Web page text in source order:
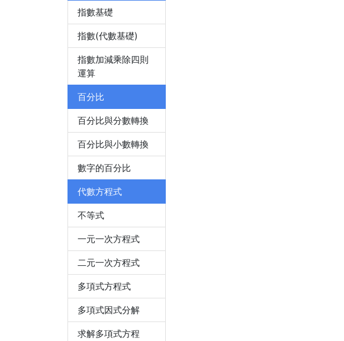
指數基礎
指數(代數基礎)
指數加減乘除四則
運算
百分比
百分比與分數轉換
百分比與小數轉換
數字的百分比
代數方程式
不等式
一元一次方程式
二元一次方程式
多項式方程式
多項式因式分解
求解多項式方程